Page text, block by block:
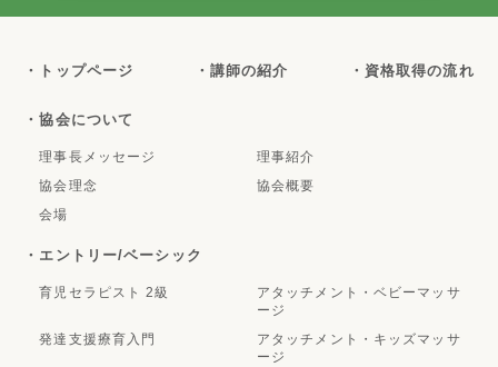
・トップページ ・講師の紹介 ・資格取得の流れ
・協会について
理事長メッセージ
理事紹介
協会理念
協会概要
会場
・エントリー/ベーシック
育児セラピスト 2級
アタッチメント・ベビーマッサ
ージ
発達支援療育入門
アタッチメント・キッズマッサ
ージ